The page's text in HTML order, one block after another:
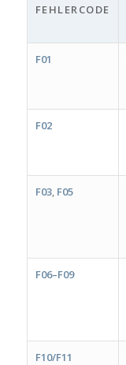
FEHLERCODE
F01
F02
F03, F05
F06–F09
F10/F11